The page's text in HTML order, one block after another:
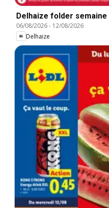
Delhaize folder semaine
06/08/2026- 12/08/2026
Delhaize